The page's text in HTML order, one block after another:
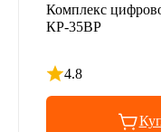
Комплекс
КР-35ВР
4.8
Рейтинг 4.8 из 5